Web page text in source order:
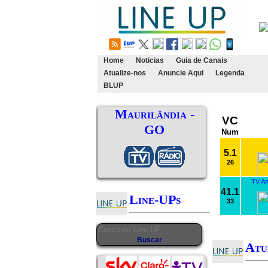
Home Noticias
Guia de Canais
Atualize-nos
Anuncie Aqui
Legenda
BLUP
Maurilândia -
GO
Line-UPs
VC
Num
5.1
26
41.1
33
TV